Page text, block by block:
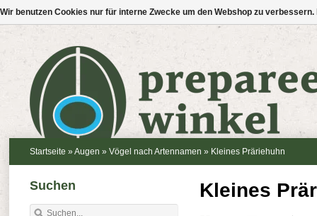
Startseite » Augen » Vögel nach Artennamen » Kleines Präriehuhn
Kleines
Suchen
Wir benutzen Cookies nur für interne Zwecke um den Webshop zu